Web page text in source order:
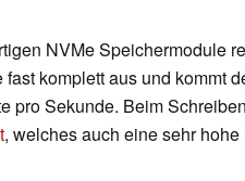
NVMe Speichermodule
komplett aus und kommt
pro Sekunde. Beim
, welches auch eine sehr